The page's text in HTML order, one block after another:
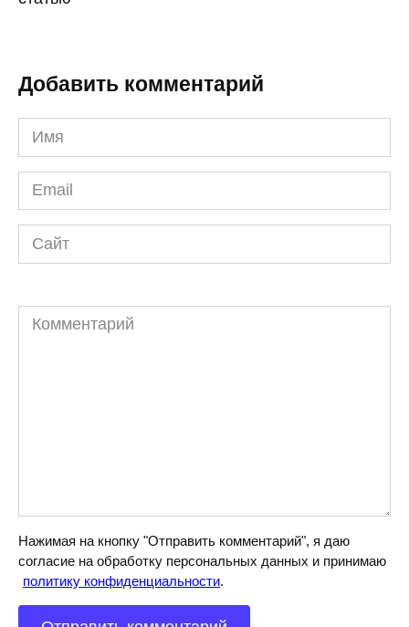
Добавить комментарий
Имя
*
Email
*
Сайт
Комментарий
Нажимая на кнопку "Отправить комментарий", я даю
согласие на обработку персональных данных и принимаю
политику конфиденциальности.